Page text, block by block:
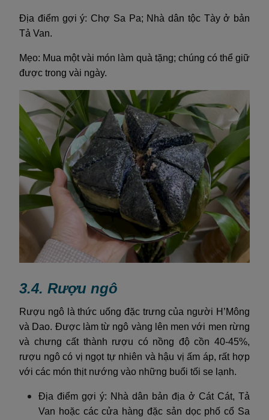
Địa điểm gợi ý: Chợ Sa Pa; Nhà dân tộc Tày ở bản
Tả Van.
Mẹo: Mua một vài món làm quà tặng; chúng có thể giữ
được trong vài ngày.
3.4. Rượu ngô
Rượu ngô là thức uống đặc trưng của người H’Mông
và Dao. Được làm từ ngô vàng lên men với men rừng
và chưng cất thành rượu có nồng độ cồn 40-45%,
rượu ngô có vị ngọt tự nhiên và hậu vị ấm áp, rất hợp
với các món thịt nướng vào những buổi tối se lạnh.
Địa điểm gợi ý: Nhà dân bản địa ở Cát Cát, Tả
Van hoặc các cửa hàng đặc sản dọc phố cổ Sa